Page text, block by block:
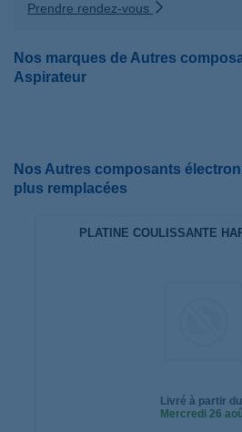
Prendre rendez-vous
Nos marques de Autres
Aspirateur
Nos Autres composants
plus remplacées
PLATINE COULISSANTE
Livré à partir
Mercredi 26